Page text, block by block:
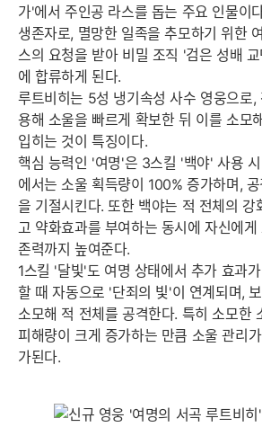
가'에서 주인공 라스를 돕는 주요 인물이
생존자로, 멸망한 일족을 추모하기 위한
스의 요청을 받아 비밀 조직 '검은 성배
에 합류하게 된다.
루트비히는 5성 냉기속성 사수 영웅으로
용해 소울을 빠르게 확보한 뒤 이를 소모
입히는 것이 특징이다.
핵심 능력인 '여명'은 3스킬 '백야' 사용
에서는 소울 획득량이 100% 증가하며,
을 기절시킨다. 또한 백야는 적 전체의 강
고 약화효과를 부여하는 동시에 자신에
존력까지 높여준다.
1스킬 '달빛'도 여명 상태에서 추가 효과
할 때 자동으로 '단죄의 빛'이 연계되며,
소모해 적 전체를 공격한다. 특히 소모한
피해량이 크게 증가하는 만큼 소울 관리
가된다.